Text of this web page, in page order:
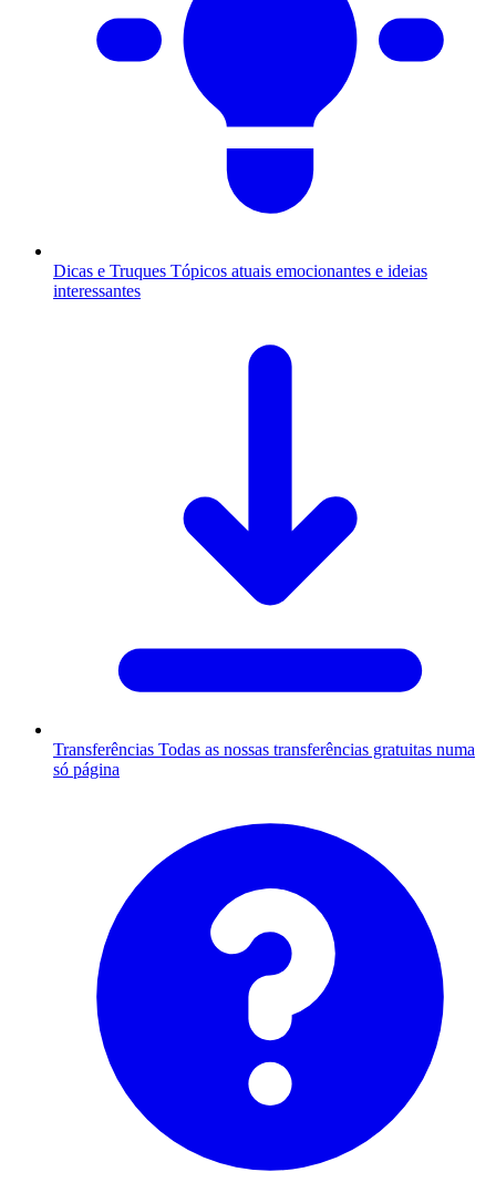
Dicas e Truques Tópicos atuais emocionantes e ideias
interessantes
Transferências Todas as nossas transferências gratuitas numa
só página